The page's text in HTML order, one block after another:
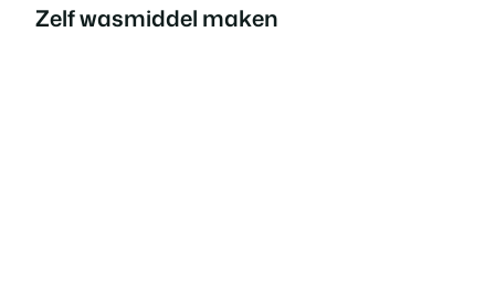
Zelf wasmiddel maken